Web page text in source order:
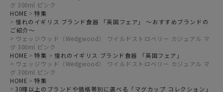
グ 300ml ピンク
HOME
特集
憧れのイギリス ブランド食器 「英国フェア」 ～おすすめブランドの
ご紹介～
ウェッジウッド（Wedgwood） ワイルドストロベリー カジュアル マ
グ 300ml ピンク
HOME
特集
憧れのイギリス ブランド食器 「英国フェア」
ウェッジウッド（Wedgwood） ワイルドストロベリー カジュアル マ
グ 300ml ピンク
HOME
特集
30種以上のブランドや価格帯別に選べる「マグカップ コレクション」